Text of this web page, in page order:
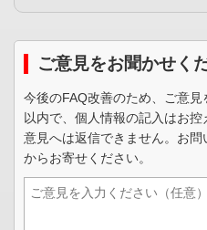
ご意見をお聞かせく
今後のFAQ改善のため、ご意
以内で、個人情報の記入はお
意見へは返信できません。お
からお寄せください。